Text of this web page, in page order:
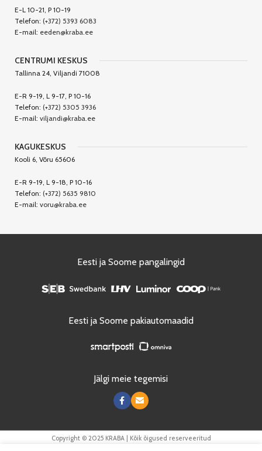
E-L 10-21, P 10-19
Telefon: (+372) 5393 6083
E-mail: eeden@kraba.ee
CENTRUMI KESKUS
Tallinna 24, Viljandi 71008
E-R 9-19, L 9-17, P 10-16
Telefon: (+372) 5305 3936
E-mail: viljandi@kraba.ee
KAGUKESKUS
Kooli 6, Võru 65606
E-R 9-19, L 9-18, P 10-16
Telefon: (+372) 5635 9810
E-mail: voru@kraba.ee
Eesti ja Soome pangalingid
Eesti ja Soome pakiautomaadid
Jälgi meie tegemisi
Copyright © 2025 KRABA | Kõik õigused reserveeritud